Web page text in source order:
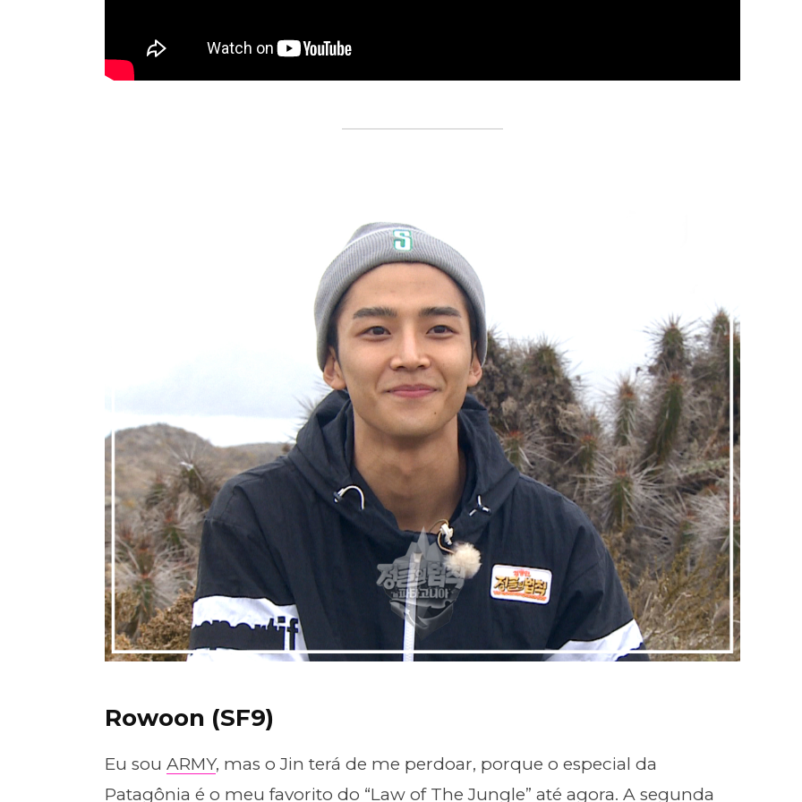
Rowoon (SF9)
Eu sou ARMY, mas o Jin terá de me perdoar, porque o especial da
Patagônia é o meu favorito do “Law of The Jungle” até agora. A segunda